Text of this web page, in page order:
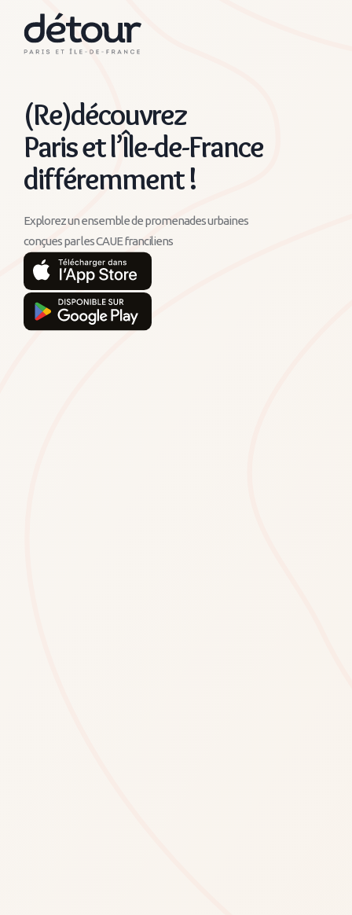
(Re)découvrez
Paris et l’Île-de-France
différemment !
Explorez un ensemble de promenades urbaines
conçues par les CAUE franciliens